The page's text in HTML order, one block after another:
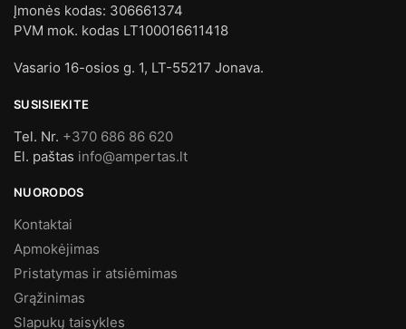
Įmonės kodas: 306661374
PVM mok. kodas LT100016611418
Vasario 16-osios g. 1, LT-55217 Jonava.
SUSISIEKITE
Tel. Nr. +370 686 86 620
El. paštas info@ampertas.lt
NUORODOS
Kontaktai
Apmokėjimas
Pristatymas ir atsiėmimas
Grąžinimas
Slapukų taisykles